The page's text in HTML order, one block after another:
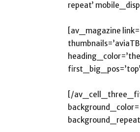
repeat’
[av_magazine
[/